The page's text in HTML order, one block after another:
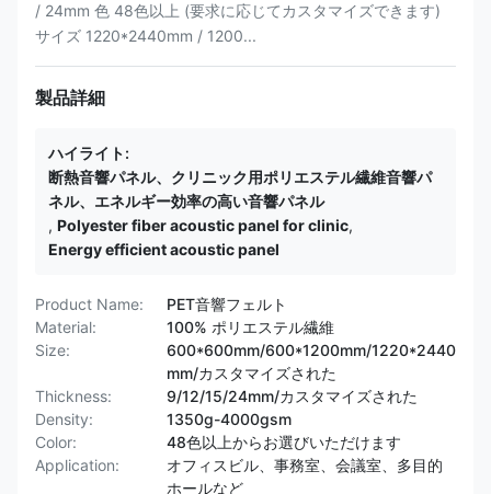
/ 24mm 色 48色以上 (要求に応じてカスタマイズできます)
サイズ 1220*2440mm / 1200...
製品詳細
ハイライト:
断熱音響パネル、クリニック用ポリエステル繊維音響パ
ネル、エネルギー効率の高い音響パネル
, Polyester fiber acoustic panel for clinic,
Energy efficient acoustic panel
Product Name:
PET音響フェルト
Material:
100% ポリエステル繊維
Size:
600*600mm/600*1200mm/1220*2440
mm/カスタマイズされた
Thickness:
9/12/15/24mm/カスタマイズされた
Density:
1350g-4000gsm
Color:
48色以上からお選びいただけます
Application:
オフィスビル、事務室、会議室、多目的
ホールなど